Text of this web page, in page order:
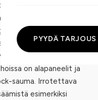
PYYDÄ TARJOUS
hengittävä tekninen
on 100 % polyesteriä
ja kangas on
Pyöreä
saumalla, ja
on alapaneelit ja
sauma. Irrotettava
esimerkiksi